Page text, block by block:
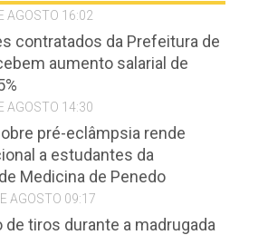
AGOSTO 16:02
contratados da Prefeitura de
aumento salarial de
AGOSTO 14:30
pré-eclâmpsia rende
a estudantes da
Medicina de Penedo
AGOSTO 09:17
de tiros durante a madrugada